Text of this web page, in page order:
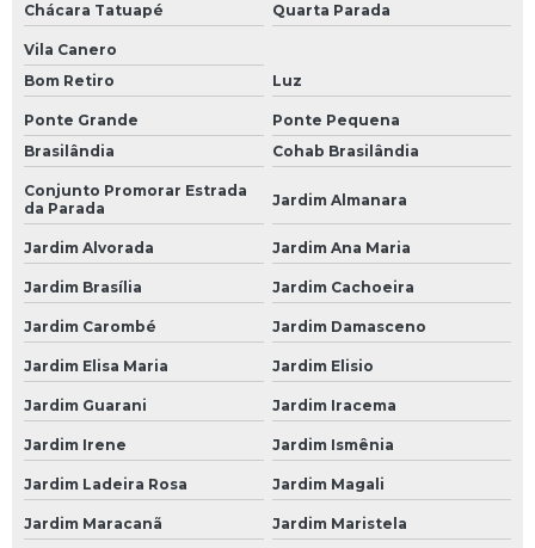
Bateria Caminhão
Bateria de 150 Amperes para Caminhão
Bateria de Caminhão 180 Amperes
Bateria de Caminhão Moura
Bateria para Caminhão
Bateria para Caminhão 150 Amperes
Empresa de Bateria 150 Amperes para Caminhão
Empresa de Bateria Caminhão
Empresa de Bateria de 150 Amperes para Caminhão
Empresa de Bateria de Caminhão 150 Amperes
Chácara Tatuapé Quarta Parada
Vila Canero
Bom Retiro
Luz
Ponte Grande
Ponte Pequena
Brasilândia
Cohab Brasilândia
Conjunto Promorar Estrada
da Parada
Jardim Almanara
Jardim Alvorada Jardim Ana Maria
Jardim Brasília Jardim Cachoeira
Jardim Carombé Jardim Damasceno
Jardim Elisa Maria Jardim Elisio
Jardim Guarani Jardim Iracema
Jardim Irene Jardim Ismênia
Jardim Ladeira Rosa Jardim Magali
Jardim Maracanã Jardim Maristela